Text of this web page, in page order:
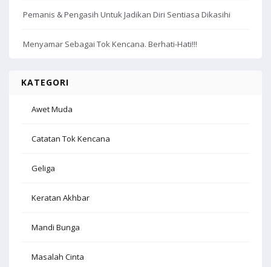
Pemanis & Pengasih Untuk Jadikan Diri Sentiasa Dikasihi
Menyamar Sebagai Tok Kencana. Berhati-Hati!!!
KATEGORI
Awet Muda
Catatan Tok Kencana
Geliga
Keratan Akhbar
Mandi Bunga
Masalah Cinta